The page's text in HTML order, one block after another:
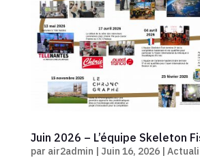
Juin 2026 – L’équipe Skeleton
par air2admin | Juin 16, 2026|